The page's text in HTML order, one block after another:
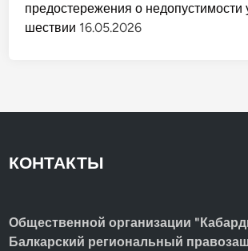
предостережения о недопустимости
шествии 16.05.2026
КОНТАКТЫ
Общественной организации
Балкарский региональный